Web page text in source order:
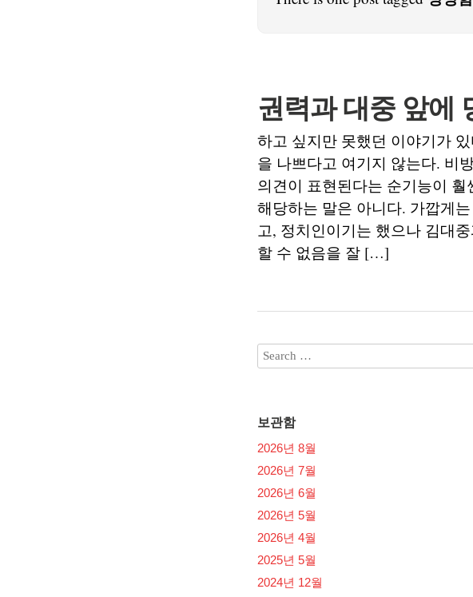
권력과 대중 앞에
하고 싶지만 못했던 이야기가
을 나쁘다고 여기지 않는다. 비
의견이 표현된다는 순기능이
해당하는 말은 아니다. 가깝게
고, 정치인이기는 했으나 김대
할 수 없음을 잘 […]
보관함
2026년 8월
2026년 7월
2026년 6월
2026년 5월
2026년 4월
2025년 5월
2024년 12월